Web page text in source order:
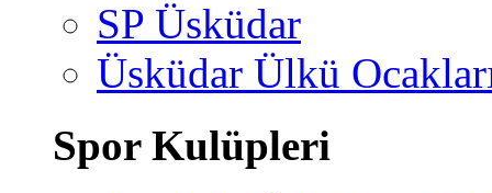
SP Üsküdar
Üsküdar Ülkü
Spor Kulüpleri